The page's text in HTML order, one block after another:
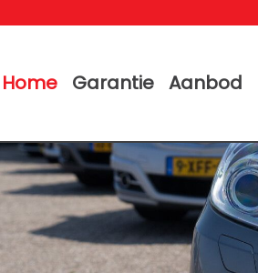
Home Garantie Aanbod